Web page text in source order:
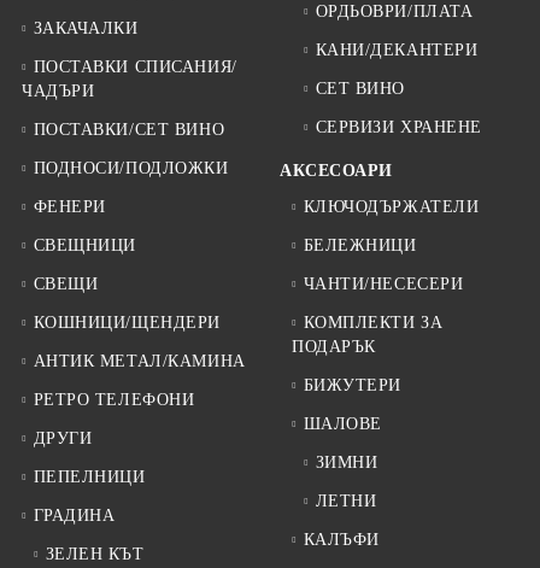
ЗАКАЧАЛКИ
ПОСТАВКИ СПИСАНИЯ/
ЧАДЪРИ
ПОСТАВКИ/СЕТ ВИНО
ПОДНОСИ/ПОДЛОЖКИ
ФЕНЕРИ
СВЕЩНИЦИ
СВЕЩИ
КОШНИЦИ/ЩЕНДЕРИ
АНТИК МЕТАЛ/КАМИНА
РЕТРО ТЕЛЕФОНИ
ДРУГИ
ПЕПЕЛНИЦИ
ГРАДИНА
ЗЕЛЕН КЪТ
ОРДЬОВРИ/ПЛАТА
КАНИ/ДЕКАНТЕРИ
СЕТ ВИНО
СЕРВИЗИ ХРАНЕНЕ
АКСЕСОАРИ
КЛЮЧОДЪРЖАТЕЛИ
БЕЛЕЖНИЦИ
ЧАНТИ/НЕСЕСЕРИ
КОМПЛЕКТИ ЗА
ПОДАРЪК
БИЖУТЕРИ
ШАЛОВЕ
ЗИМНИ
ЛЕТНИ
КАЛЪФИ